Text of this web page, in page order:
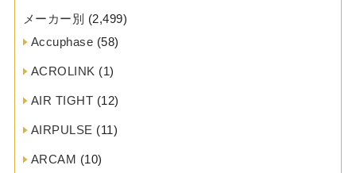
メーカー別 (2,499)
Accuphase (58)
ACROLINK (1)
AIR TIGHT (12)
AIRPULSE (11)
ARCAM (10)